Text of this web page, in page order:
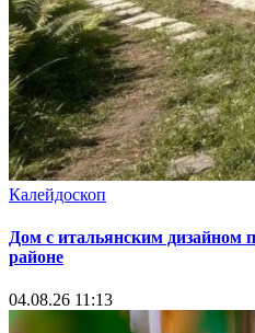
Калейдоскоп
Дом с итальянским дизайном
районе
04.08.26 11:13